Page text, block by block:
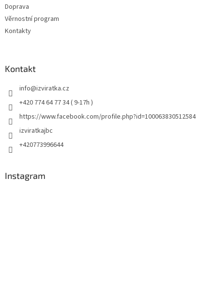
Doprava
Věrnostní program
Kontakty
Kontakt
info@izviratka.cz
+420 774 64 77 34 ( 9-17h )
https://www.facebook.com/profile.php?id=100063830512584
izviratkajbc
+420773996644
Instagram